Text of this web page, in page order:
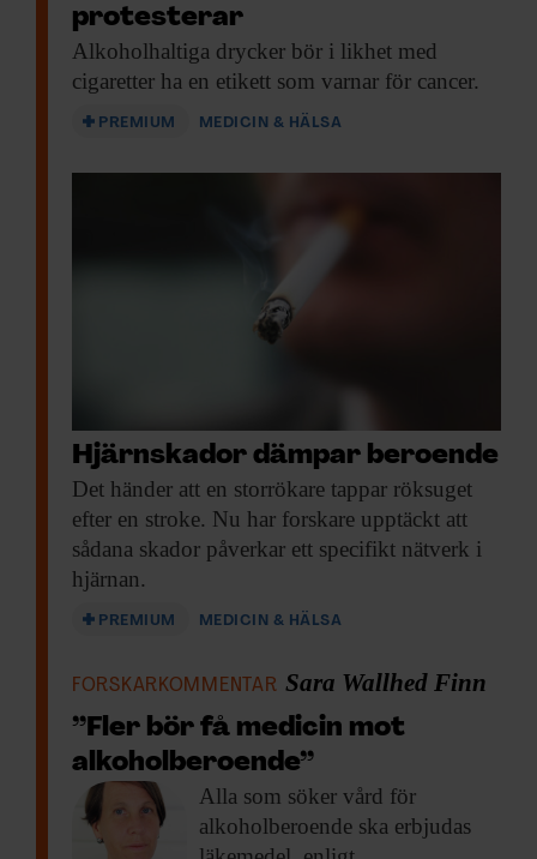
protesterar
Alkoholhaltiga drycker bör i likhet med
cigaretter ha en etikett som varnar för cancer.
PREMIUM MEDICIN & HÄLSA
Hjärnskador dämpar beroende
Det händer att en storrökare tappar röksuget
efter en stroke. Nu har forskare upptäckt att
sådana skador påverkar ett specifikt nätverk i
hjärnan.
PREMIUM MEDICIN & HÄLSA
FORSKARKOMMENTAR Sara Wallhed Finn
”Fler bör få medicin mot
alkoholberoende”
Alla som söker vård för
alkoholberoende ska erbjudas